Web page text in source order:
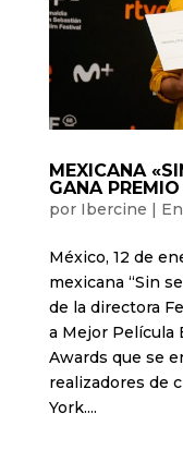
MEXICANA
GANA
por Ibercine |
México, 12 de
mexicana “Sin
de la directora
a Mejor Película
Awards que se
realizadores de
York....